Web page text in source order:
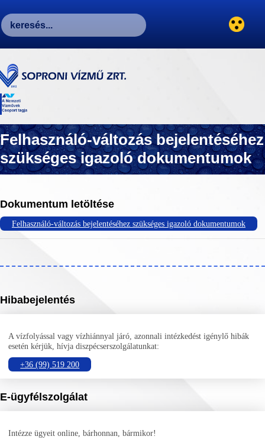
Felhasználó-változás bejelentéséhez
szükséges igazoló dokumentumok
Dokumentum letöltése
Felhasználó-változás bejelentéséhez szükséges igazoló dokumentumok
Hibabejelentés
A vízfolyással vagy vízhiánnyal járó, azonnali intézkedést igénylő hibák
esetén kérjük, hívja diszpécserszolgálatunkat:
+36 (99) 519 200
E-ügyfélszolgálat
Intézze ügyeit online, bárhonnan, bármikor!